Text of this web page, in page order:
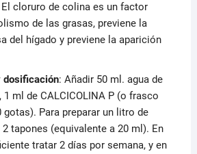
cloruro de colina es un factor
de las grasas, previene la
del hígado y previene la aparición
dosificación: Añadir 50 ml. agua de
1 ml de CALCICOLINA P (o frasco
Para preparar un litro de
tapones (equivalente a 20 ml). En
tratar 2 días por semana, y en